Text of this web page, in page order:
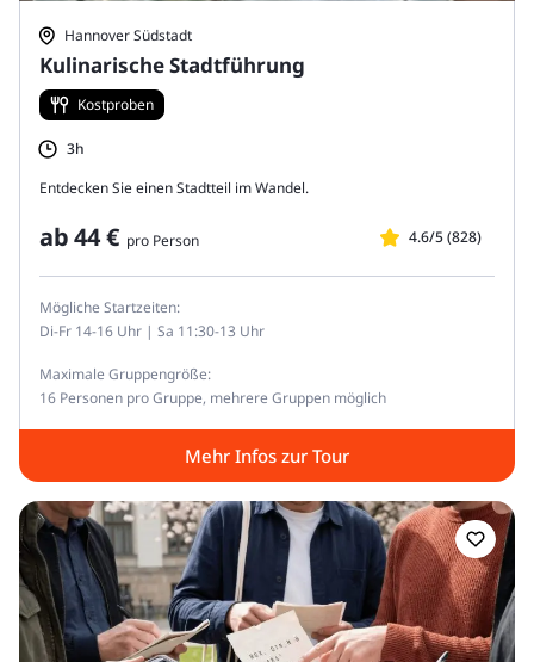
Kulinarische Stadtführung
Hannover Südstadt
Kostproben
3h
Entdecken Sie einen Stadtteil im Wandel.
4.6/5 (828)
ab44 € pro Person
Mögliche Startzeiten:
Di-Fr 14-16 Uhr | Sa 11:30-13 Uhr
Maximale Gruppengröße:
16 Personen pro Gruppe, mehrere Gruppen möglich
Mehr Infos zur Tour